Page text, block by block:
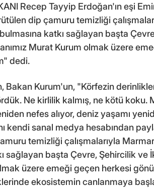
Recep Tayyip Erdoğan'ın eşi
dip çamuru temizliği
katkı sağlayan başta
Murat Kurum olmak üzere
dedi.
Bakan Kurum'un, "Körfezin
Ne kirlilik kalmış, ne kötü koku.
nefes alıyor, deniz yaşamı
kendi sanal medya hesabından
temizliği çalışmalarıyla
sağlayan başta Çevre, Şehircilik ve
üzere emeği geçen herkesi
ekosistemin canlanmaya